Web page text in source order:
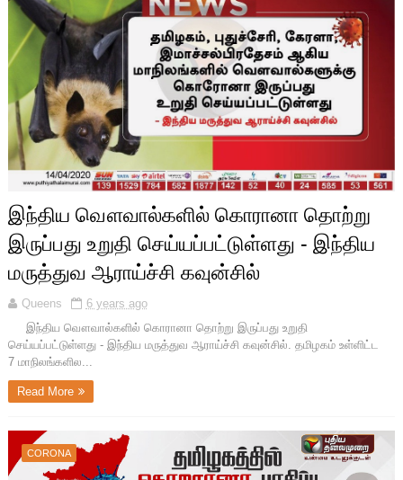
இந்திய வௌவால்களில் கொரானா தொற்று
இருப்பது உறுதி செய்யப்பட்டுள்ளது - இந்திய
மருத்துவ ஆராய்ச்சி கவுன்சில்
Queens
6 years ago
இந்திய வௌவால்களில் கொரானா தொற்று இருப்பது உறுதி
செய்யப்பட்டுள்ளது - இந்திய மருத்துவ ஆராய்ச்சி கவுன்சில். தமிழகம் உள்ளிட்ட
7 மாநிலங்களில...
Read More
CORONA